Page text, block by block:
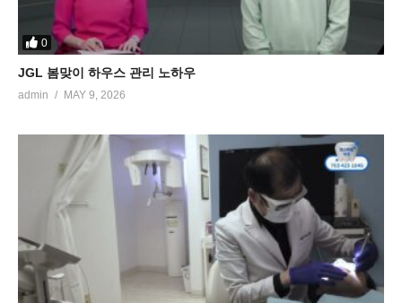
0
JGL 봄맞이 하우스 관리 노하우
admin MAY 9, 2026